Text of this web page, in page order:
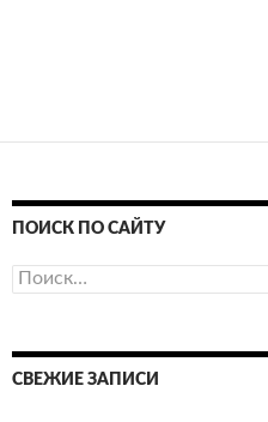
ПОИСК ПО САЙТУ
Найти:
СВЕЖИЕ ЗАПИСИ